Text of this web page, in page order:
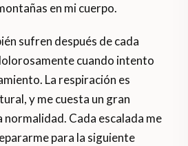
en mi cuerpo.
sufren después de cada
cuando intento
La respiración es
y me cuesta un gran
Cada escalada me
para la siguiente